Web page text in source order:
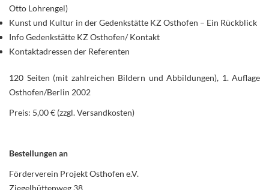
Otto Lohrengel)
Kunst und Kultur in der Gedenkstätte KZ Osthofen – Ein Rückblick
Info Gedenkstätte KZ Osthofen/ Kontakt
Kontaktadressen der Referenten
120 Seiten (mit zahlreichen Bildern und Abbildungen), 1. Auflage
Osthofen/Berlin 2002
Preis: 5,00 € (zzgl. Versandkosten)
Bestellungen an
Förderverein Projekt Osthofen e.V.
Ziegelhüttenweg 38